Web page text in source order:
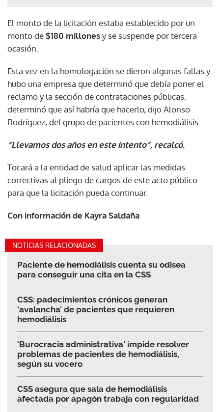
El monto de la licitación estaba establecido por un
monto de$180 millonesy se suspende por tercera
ocasión.
Esta vez en la homologación se dieron algunas fallas y
hubo una empresa que determinó que debía poner el
reclamo y la sección de contrataciones públicas,
determinó que así habría que hacerlo, dijo Alonso
Rodríguez, del grupo de pacientes con hemodiálisis.
“Llevamos dos años en este intento”, recalcó.
Tocará a la entidad de salud aplicar las medidas
correctivas al pliego de cargos de este acto público
para que la licitación pueda continuar.
Con información de Kayra Saldaña
NOTICIAS RELACIONADAS
Paciente de hemodiálisis cuenta su odisea
para conseguir una cita en la CSS
CSS: padecimientos crónicos generan
‘avalancha’ de pacientes que requieren
hemodiálisis
'Burocracia administrativa' impide resolver
problemas de pacientes de hemodiálisis,
según su vocero
CSS asegura que sala de hemodiálisis
afectada por apagón trabaja con regularidad